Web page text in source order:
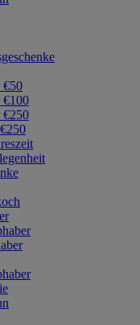
€50
€100
€250